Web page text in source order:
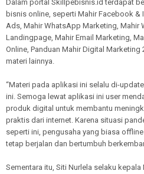
Dalam portal Skillpebisnis.id terdapat
bisnis online, seperti Mahir Facebook
Ads, Mahir WhatsApp Marketing, Mahir
Landingpage, Mahir Email Marketing,
Online, Panduan Mahir Digital
materi lainnya.
“Materi pada aplikasi ini selalu di-
ini. Semoga lewat aplikasi ini user
produk digital untuk membantu
praktis dari internet. Karena situasi
seperti ini, pengusaha yang biasa
tetap berjalan dan bertumbuh
Sementara itu, Siti Nurlela selaku